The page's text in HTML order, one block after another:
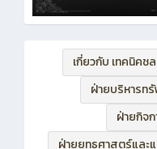
เกี่ยวกับ เทคนิคช
ฝ่ายบริหารท
ฝ่ายกิจ